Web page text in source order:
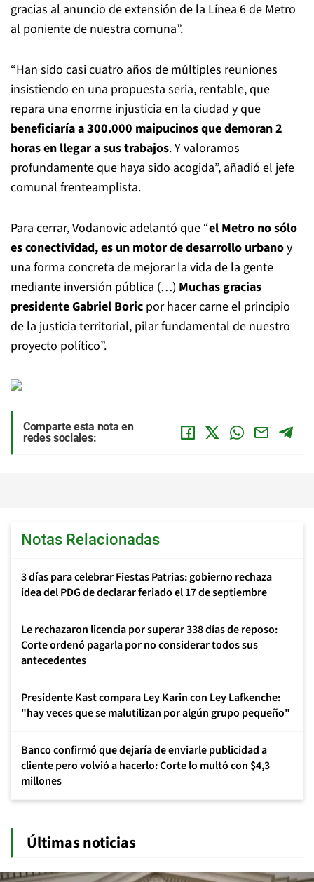
gracias al anuncio de extensión de la Línea 6 de Metro
al poniente de nuestra comuna”.
“Han sido casi cuatro años de múltiples reuniones
insistiendo en una propuesta seria, rentable, que
repara una enorme injusticia en la ciudad y que
beneficiaría a 300.000 maipucinos que demoran 2
horas en llegar a sus trabajos. Y valoramos
profundamente que haya sido acogida”, añadió el jefe
comunal frenteamplista.
Para cerrar, Vodanovic adelantó que “el Metro no sólo
es conectividad, es un motor de desarrollo urbanoy
una forma concreta de mejorar la vida de la gente
mediante inversión pública (…) Muchas gracias
presidente Gabriel Boric por hacer carne el principio
de la justicia territorial, pilar fundamental de nuestro
proyecto político”.
Comparte esta nota en
redes sociales:
Notas Relacionadas
3 días para celebrar Fiestas Patrias: gobierno rechaza
idea del PDG de declarar feriado el 17 de septiembre
Le rechazaron licencia por superar 338 días de reposo:
Corte ordenó pagarla por no considerar todos sus
antecedentes
Presidente Kast compara Ley Karin con Ley Lafkenche:
"hay veces que se malutilizan por algún grupo pequeño"
Banco confirmó que dejaría de enviarle publicidad a
cliente pero volvió a hacerlo: Corte lo multó con $4,3
millones
Últimas noticias